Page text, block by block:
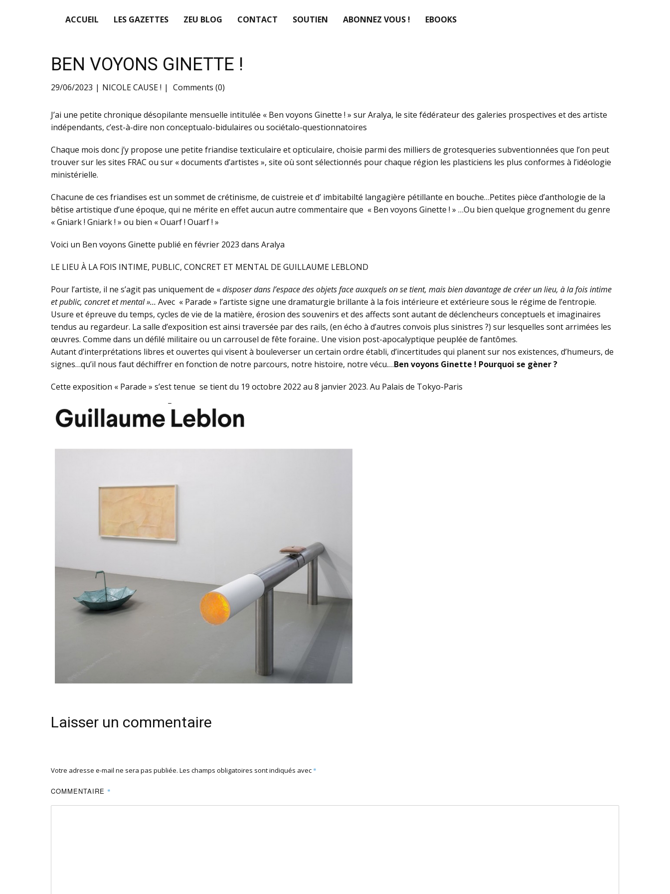
ACCUEIL LES GAZETTES ZEU BLOG CONTACT SOUTIEN ABONNEZ VOUS ! EBOOKS
BEN VOYONS GINETTE !
29/06/2023 NICOLE CAUSE ! Comments (0)
J’ai une petite chronique désopilante mensuelle intitulée « Ben voyons Ginette ! » sur Aralya, le site fédérateur des galeries prospectives et des artiste
indépendants, c’est-à-dire non conceptualo-bidulaires ou sociétalo-questionnatoires
Chaque mois donc j’y propose une petite friandise texticulaire et opticulaire, choisie parmi des milliers de grotesqueries subventionnées que l’on peut
trouver sur les sites FRAC ou sur « documents d’artistes », site où sont sélectionnés pour chaque région les plasticiens les plus conformes à l’idéologie
ministérielle.
Chacune de ces friandises est un sommet de crétinisme, de cuistreie et d’ imbitabilté langagière pétillante en bouche…Petites pièce d’anthologie de la
bêtise artistique d’une époque, qui ne mérite en effet aucun autre commentaire que « Ben voyons Ginette ! » …Ou bien quelque grognement du genre
« Gniark ! Gniark ! » ou bien « Ouarf ! Ouarf ! »
Voici un Ben voyons Ginette publié en février 2023 dans Aralya
LE LIEU À LA FOIS INTIME, PUBLIC, CONCRET ET MENTAL DE GUILLAUME LEBLOND
Pour l’artiste, il ne s’agit pas uniquement de «disposer dans l’espace des objets face auxquels on se tient, mais bien davantage de créer un lieu, à la fois intime
et public, concret et mental »… Avec « Parade » l’artiste signe une dramaturgie brillante à la fois intérieure et extérieure sous le régime de l’entropie.
Usure et épreuve du temps, cycles de vie de la matière, érosion des souvenirs et des affects sont autant de déclencheurs conceptuels et imaginaires
tendus au regardeur. La salle d’exposition est ainsi traversée par des rails, (en écho à d’autres convois plus sinistres ?) sur lesquelles sont arrimées les
œuvres. Comme dans un défilé militaire ou un carrousel de fête foraine.. Une vision post-apocalyptique peuplée de fantômes.
Autant d’interprétations libres et ouvertes qui visent à bouleverser un certain ordre établi, d’incertitudes qui planent sur nos existences, d’humeurs, de
signes…qu’il nous faut déchiffrer en fonction de notre parcours, notre histoire, notre vécu.…Ben voyons Ginette ! Pourquoi se gèner ?
Cette exposition « Parade » s’est tenue se tient du 19 octobre 2022 au 8 janvier 2023. Au Palais de Tokyo-Paris
Laisser un commentaire
Votre adresse e-mail ne sera pas publiée. Les champs obligatoires sont indiqués avec *
COMMENTAIRE *